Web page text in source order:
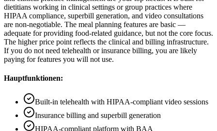
dietitians working in clinical settings or group practices where
HIPAA compliance, superbill generation, and video consultations
are non-negotiable. The meal planning features are basic —
adequate for providing food-related guidance, but not the core focus.
The higher price point reflects the clinical and billing infrastructure.
If you do not need telehealth or insurance billing, you are likely
paying for features you will not use.
Hauptfunktionen:
Built-in telehealth with HIPAA-compliant video sessions
Insurance billing and superbill generation
HIPAA-compliant platform with BAA